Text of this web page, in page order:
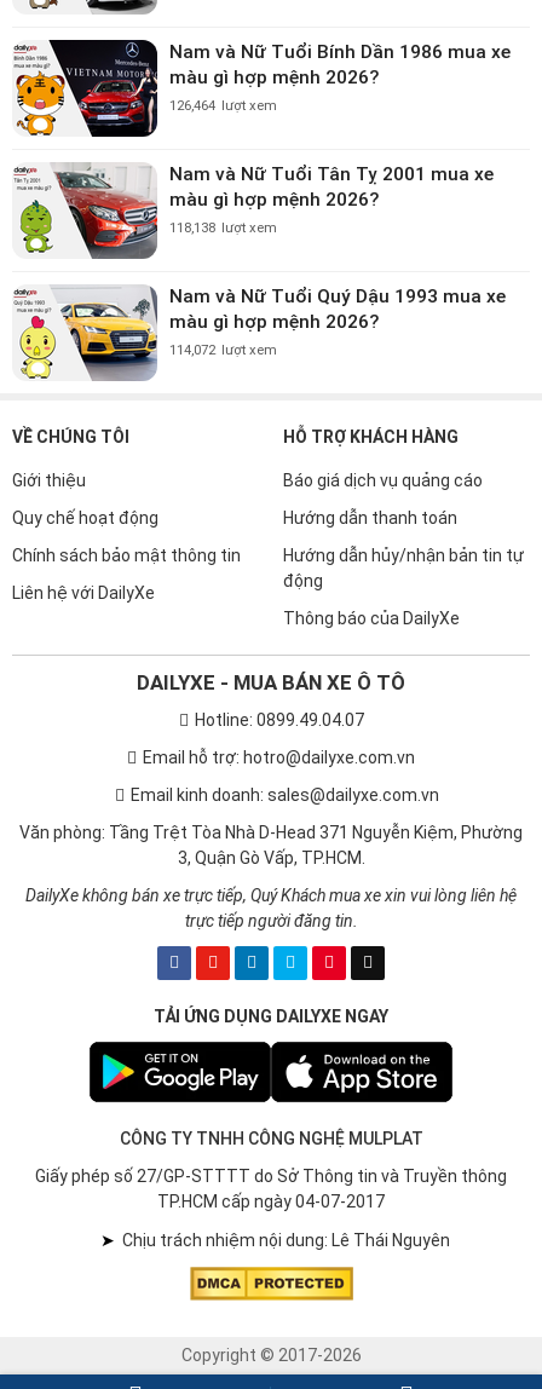
Nam và Nữ Tuổi Bính Dần 1986 mua xe
màu gì hợp mệnh 2026?
126,464 lượt xem
Nam và Nữ Tuổi Tân Tỵ 2001 mua xe
màu gì hợp mệnh 2026?
118,138 lượt xem
Nam và Nữ Tuổi Quý Dậu 1993 mua xe
màu gì hợp mệnh 2026?
114,072 lượt xem
VỀ CHÚNG TÔI
Giới thiệu
Quy chế hoạt động
Chính sách bảo mật thông tin
Liên hệ với DailyXe
HỖ TRỢ KHÁCH HÀNG
Báo giá dịch vụ quảng cáo
Hướng dẫn thanh toán
Hướng dẫn hủy/nhận bản tin tự
động
Thông báo của DailyXe
DAILYXE - MUA BÁN XE Ô TÔ
Hotline: 0899.49.04.07
Email hỗ trợ: hotro@dailyxe.com.vn
Email kinh doanh: sales@dailyxe.com.vn
Văn phòng: Tầng Trệt Tòa Nhà D-Head 371 Nguyễn Kiệm, Phường
3, Quận Gò Vấp, TP.HCM.
DailyXe không bán xe trực tiếp, Quý Khách mua xe xin vui lòng liên hệ
trực tiếp người đăng tin.
TẢI ỨNG DỤNG DAILYXE NGAY
CÔNG TY TNHH CÔNG NGHỆ MULPLAT
Giấy phép số 27/GP-STTTT do Sở Thông tin và Truyền thông
TP.HCM cấp ngày 04-07-2017
➤ Chịu trách nhiệm nội dung: Lê Thái Nguyên
Copyright © 2017-2026